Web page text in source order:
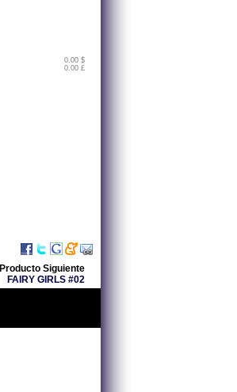
0.00 $
0.00 £
Producto Siguiente
FAIRY GIRLS #02